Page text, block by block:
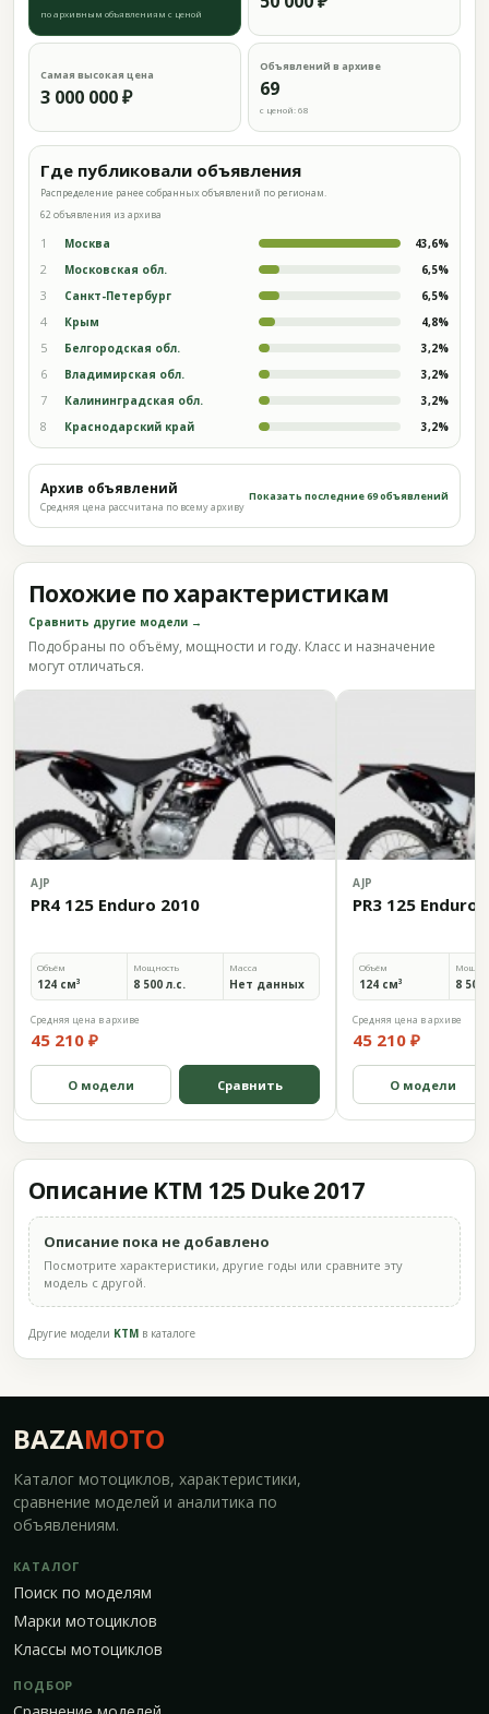
по архивным объявлениям с ценой
Самая высокая цена
3 000 000 ₽
Объявлений в архиве
69
с ценой: 68
Где публиковали объявления
Распределение ранее собранных объявлений по регионам.
62 объявления из архива
1 Москва 43,6%
2 Московская обл. 6,5%
3 Санкт-Петербург 6,5%
4 Крым 4,8%
5 Белгородская обл. 3,2%
6 Владимирская обл. 3,2%
7 Калининградская обл. 3,2%
8 Краснодарский край 3,2%
Архив объявлений
Средняя цена рассчитана по всему архиву
Показать последние 69 объявлений
Похожие по характеристикам
Сравнить другие модели →
Подобраны по объёму, мощности и году. Класс и назначение
могут отличаться.
AJP
PR4 125 Enduro 2010
Объём
124 см³
Мощность
8 500 л.с.
Масса
Нет данных
Средняя цена в архиве
45 210 ₽
О модели Сравнить
AJP
PR3 125 Enduro
Объём
124 см³ 8 500
Средняя цена в архиве
45 210 ₽
О модели
Описание KTM 125 Duke 2017
Описание пока не добавлено
Посмотрите характеристики, другие годы или сравните эту
модель с другой.
Другие модели KTM в каталоге
BAZAMOTO
Каталог мотоциклов, характеристики,
сравнение моделей и аналитика по
объявлениям.
КАТАЛОГ
Поиск по моделям
Марки мотоциклов
Классы мотоциклов
ПОДБОР